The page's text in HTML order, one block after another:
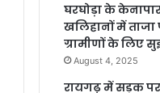
घरघोड़ा के
खलिहानों में ताजा
ग्रामीणों के लिए
August 4, 2025
रायगढ़ में सड़क